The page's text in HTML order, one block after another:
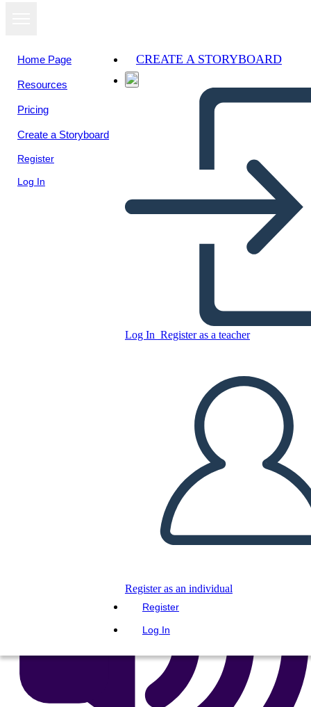
Home Page
Resources
Pricing
Create a Storyboard
Register
Log In
CREATE A STORYBOARD
Log In Register as a teacher
Register as an individual
Register
Log In
La Strada per Diventare
Copy this Storyboard
CREATE A STORYBOARD
PLAY SLIDESHOW
READ TO ME